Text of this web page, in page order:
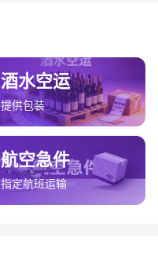
酒水空运
提供包装
航空急件
指定航班运输